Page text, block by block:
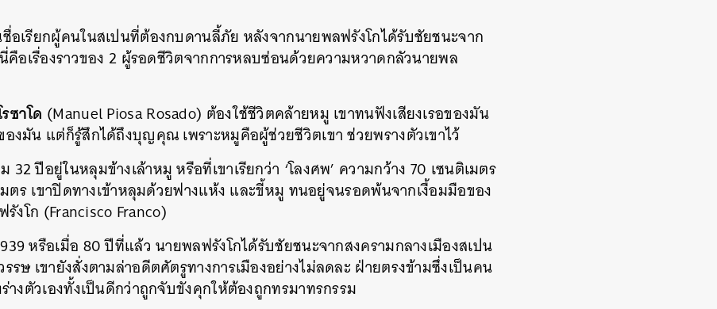
ชื่อเรียกผู้คนในสเปนที่ต้องกบดานลี้ภัย หลังจากนายพลฟรังโกได้รับชัยชนะจาก
คือเรื่องราวของ 2 ผู้รอดชีวิตจากการหลบซ่อนด้วยความหวาดกลัวนายพล
ซาโด (Manuel Piosa Rosado) ต้องใช้ชีวิตคล้ายหมู เขาทนฟังเสียงเรอของมัน
งมัน แต่ก็รู้สึกได้ถึงบุญคุณ เพราะหมูคือผู้ช่วยชีวิตเขา ช่วยพรางตัวเขาไว้
32 ปีอยู่ในหลุมข้างเล้าหมู หรือที่เขาเรียกว่า ‘โลงศพ’ ความกว้าง 70 เซนติเมตร
ตร เขาปิดทางเข้าหลุมด้วยฟางแห้ง และขี้หมู ทนอยู่จนรอดพ้นจากเงื้อมมือของ
งโก (Francisco Franco)
หรือเมื่อ 80 ปีที่แล้ว นายพลฟรังโกได้รับชัยชนะจากสงครามกลางเมืองสเปน
ษ เขายังสั่งตามล่าอดีตศัตรูทางการเมืองอย่างไม่ลดละ ฝ่ายตรงข้ามซึ่งเป็นคน
างตัวเองทั้งเป็นดีกว่าถูกจับขังคุกให้ต้องถูกทรมาทรกรรม